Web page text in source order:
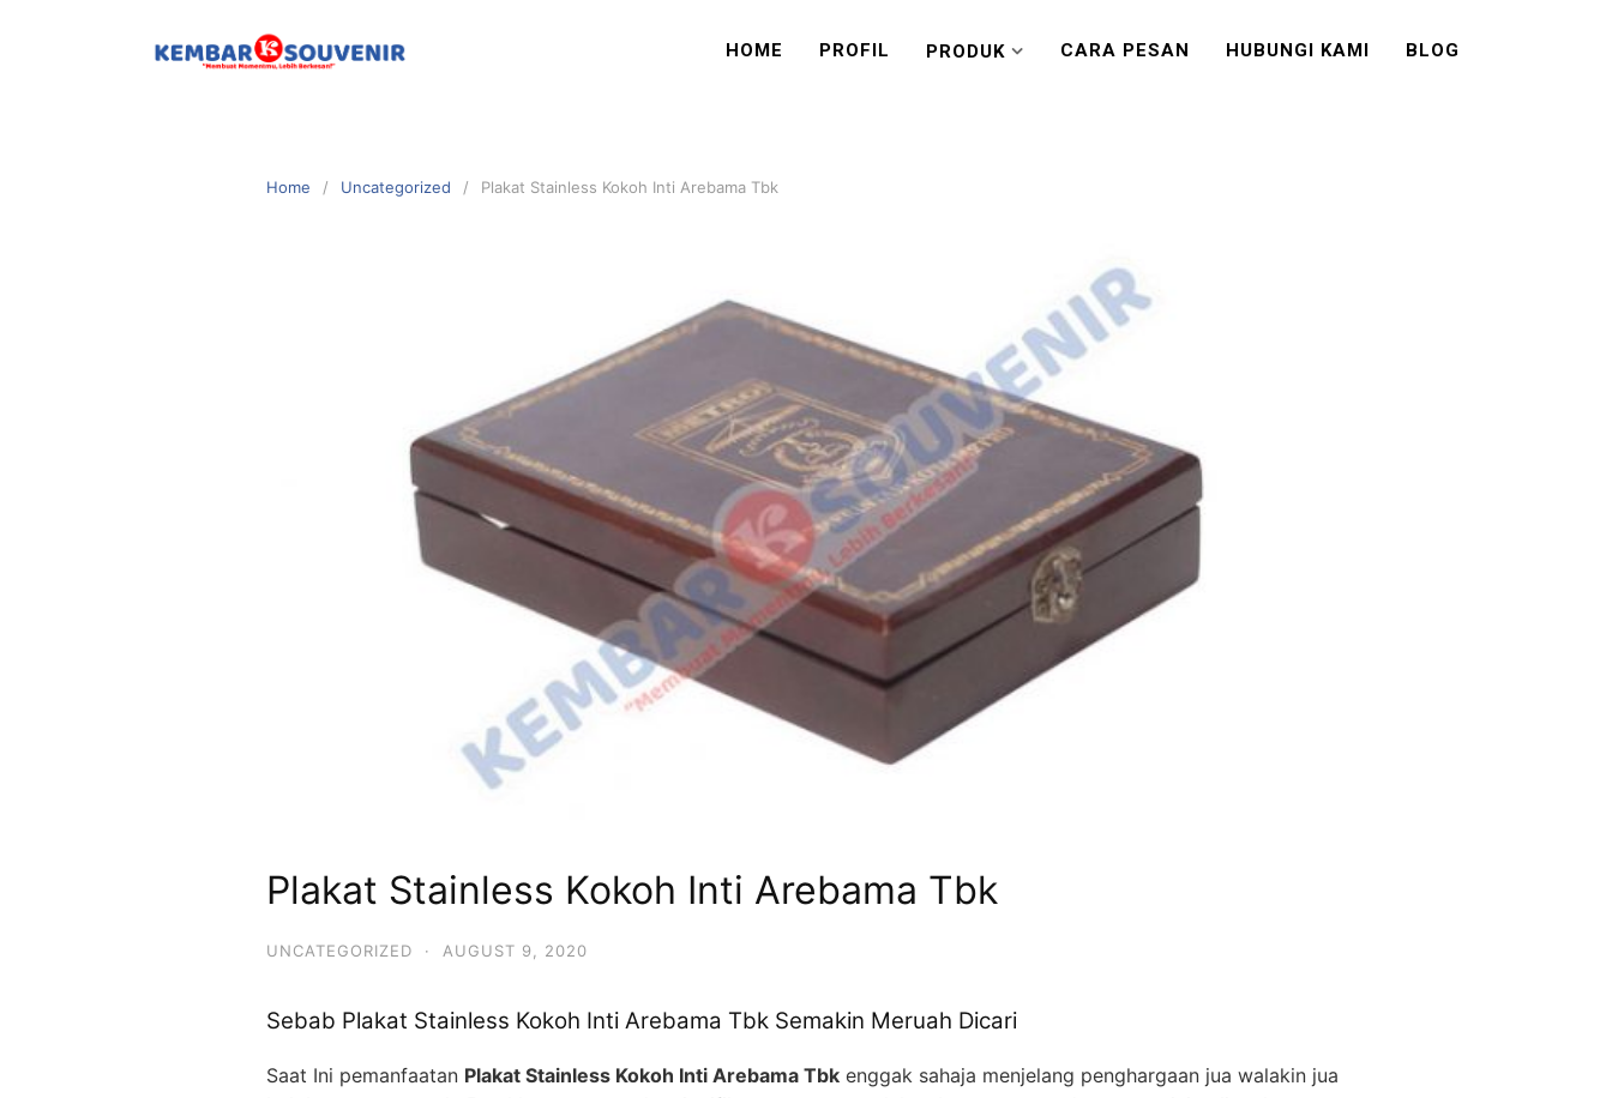
HOME PROFIL PRODUK CARA PESAN HUBUNGI KAMI BLOG
Home Uncategorized Plakat Stainless Kokoh Inti Arebama Tbk
Plakat Stainless Kokoh Inti Arebama Tbk
UNCATEGORIZED · AUGUST 9, 2020
Sebab Plakat Stainless Kokoh Inti Arebama Tbk Semakin Meruah Dicari
Saat Ini pemanfaatan Plakat Stainless Kokoh Inti Arebama Tbk enggak sahaja menjelang penghargaan jua walakin jua